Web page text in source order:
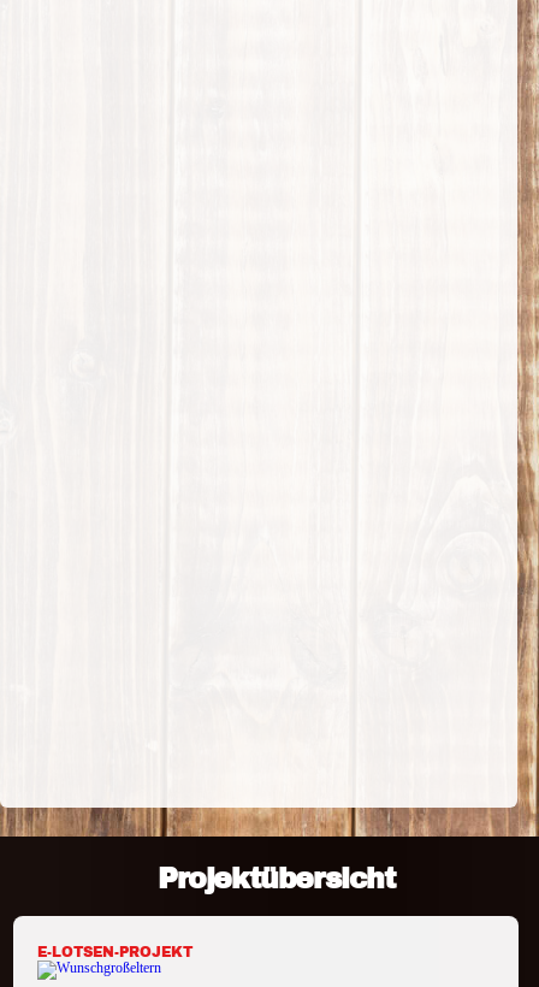
Projektübersicht
E-LOTSEN-PROJEKT